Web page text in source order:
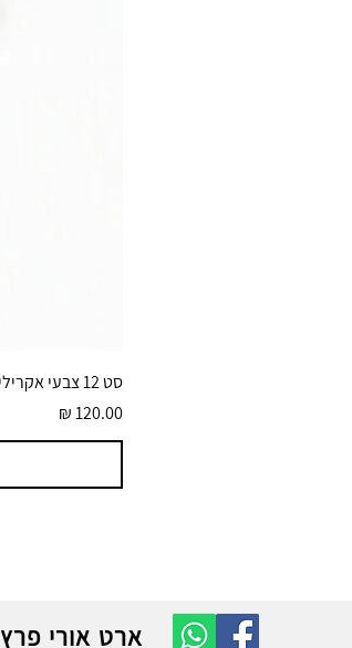
סט 12 צבעי אקריליק DecoArt Americana גוונים בוהקים 59 מ״ל
מחיר
ארט אורי פרץ